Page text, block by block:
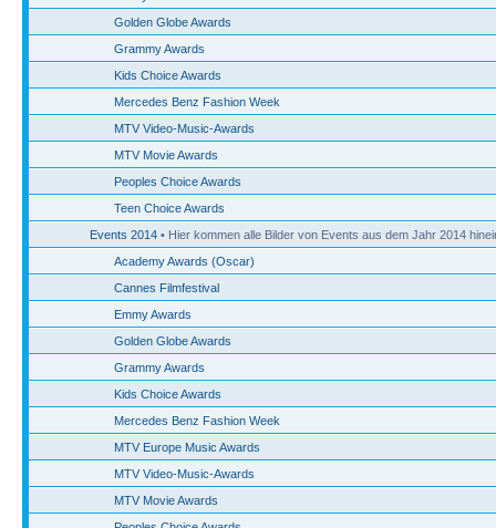
Golden Globe Awards
Grammy Awards
Kids Choice Awards
Mercedes Benz Fashion Week
MTV Video-Music-Awards
MTV Movie Awards
Peoples Choice Awards
Teen Choice Awards
Events 2014 • Hier kommen alle Bilder von Events aus dem Jahr 2014
Academy Awards (Oscar)
Cannes Filmfestival
Emmy Awards
Golden Globe Awards
Grammy Awards
Kids Choice Awards
Mercedes Benz Fashion Week
MTV Europe Music Awards
MTV Video-Music-Awards
MTV Movie Awards